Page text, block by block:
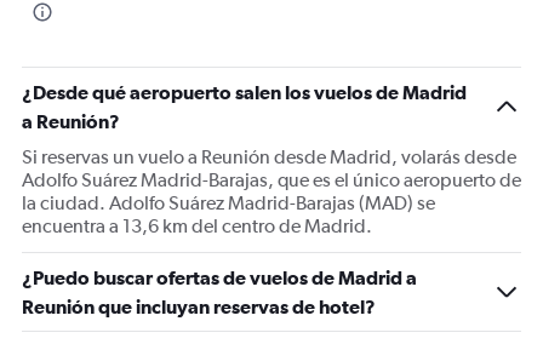
¿Desde qué aeropuerto salen los vuelos de Madrid
a Reunión?
Si reservas un vuelo a Reunión desde Madrid, volarás desde
Adolfo Suárez Madrid-Barajas, que es el único aeropuerto de
la ciudad. Adolfo Suárez Madrid-Barajas (MAD) se
encuentra a 13,6 km del centro de Madrid.
¿Puedo buscar ofertas de vuelos de Madrid a
Reunión que incluyan reservas de hotel?